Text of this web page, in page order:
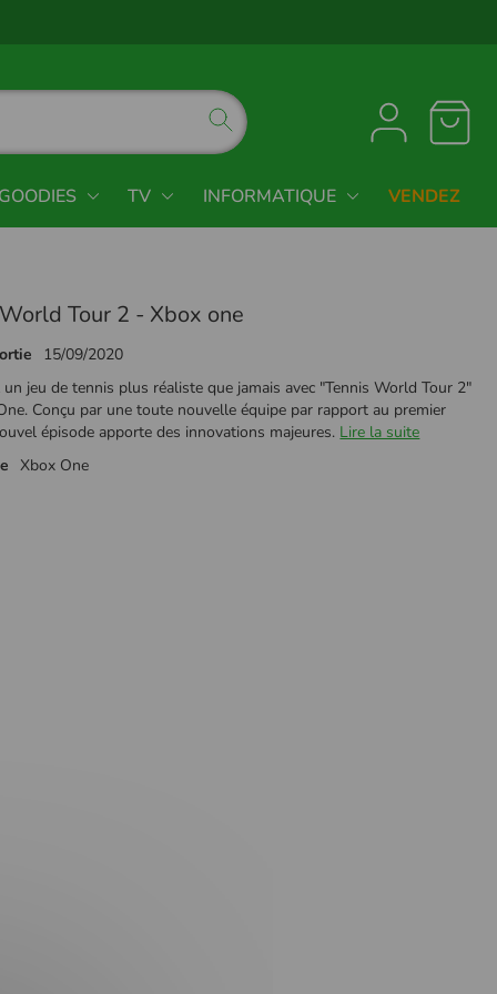
TV INFORMATIQUE VENDEZ
Tour 2 - Xbox one
15/09/2020
un jeu de tennis plus réaliste que jamais avec "Tennis World Tour 2"
Conçu par une toute nouvelle équipe par rapport au premier
épisode apporte des innovations majeures. Lire la suite
Xbox One